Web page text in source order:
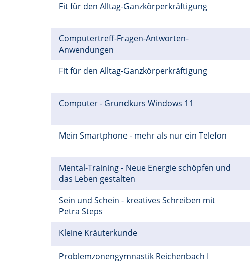
Fit für den Alltag-Ganzkörperkräftigung
Computertreff-Fragen-Antworten-
Anwendungen
Fit für den Alltag-Ganzkörperkräftigung
Computer - Grundkurs Windows 11
Mein Smartphone - mehr als nur ein Telefon
Mental-Training - Neue Energie schöpfen und
das Leben gestalten
Sein und Schein - kreatives Schreiben mit
Petra Steps
Kleine Kräuterkunde
Problemzonengymnastik Reichenbach I